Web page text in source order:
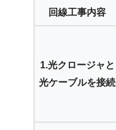
回線工事内容
1.光クロージャと
光ケーブルを接続